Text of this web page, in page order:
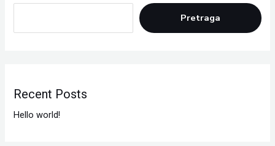
Pretraga
Recent Posts
Hello world!